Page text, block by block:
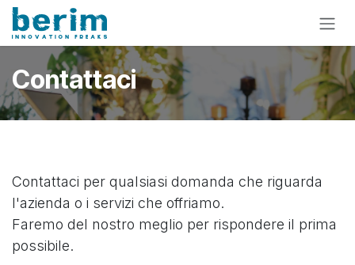
Passa al contenuto
Contattaci
Contattaci per qualsiasi domanda che riguarda
l'azienda o i servizi che offriamo.
Faremo del nostro meglio per rispondere il prima
possibile.